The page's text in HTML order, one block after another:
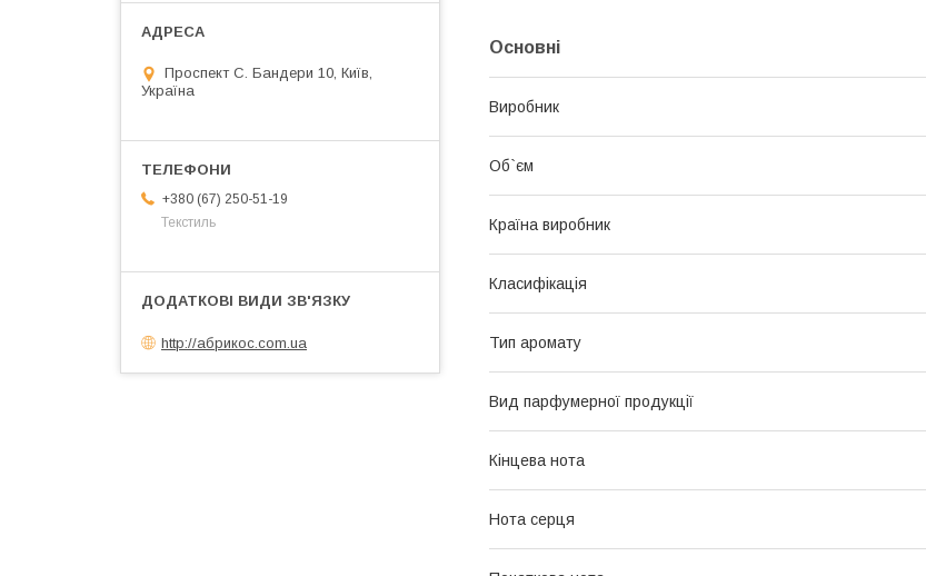
Основні
Виробник
Об`єм
Країна виробник
Класифікація
Тип аромату
Вид парфумерної продукції
Кінцева нота
Нота серця
Проспект С. Бандери 10, Київ,
Україна
+380 (67) 250-51-19
Текстиль
http://абрикос.com.ua